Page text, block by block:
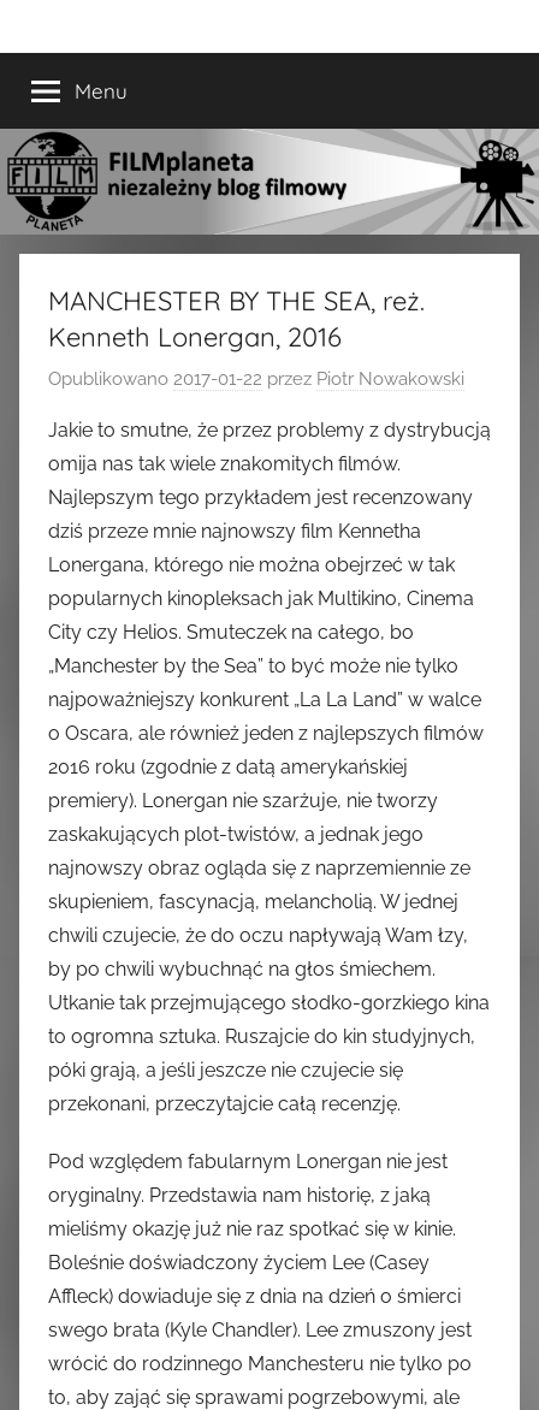
do
treści
FILMplaneta
filmowyMenu
MANCHESTER BY THE SEA, reż.
Kenneth Lonergan, 2016
Opublikowano 2017-01-22 przez Piotr Nowakowski
Jakie to smutne, że przez problemy z dystrybucją
omija nas tak wiele znakomitych filmów.
Najlepszym tego przykładem jest recenzowany
dziś przeze mnie najnowszy film Kennetha
Lonergana, którego nie można obejrzeć w tak
popularnych kinopleksach jak Multikino, Cinema
City czy Helios. Smuteczek na całego, bo
„Manchester by the Sea” to być może nie tylko
najpoważniejszy konkurent „La La Land” w walce
o Oscara, ale również jeden z najlepszych filmów
2016 roku (zgodnie z datą amerykańskiej
premiery). Lonergan nie szarżuje, nie tworzy
zaskakujących plot-twistów, a jednak jego
najnowszy obraz ogląda się z naprzemiennie ze
skupieniem, fascynacją, melancholią. W jednej
chwili czujecie, że do oczu napływają Wam łzy,
by po chwili wybuchnąć na głos śmiechem.
Utkanie tak przejmującego słodko-gorzkiego kina
to ogromna sztuka. Ruszajcie do kin studyjnych,
póki grają, a jeśli jeszcze nie czujecie się
przekonani, przeczytajcie całą recenzję.
Pod względem fabularnym Lonergan nie jest
oryginalny. Przedstawia nam historię, z jaką
mieliśmy okazję już nie raz spotkać się w kinie.
Boleśnie doświadczony życiem Lee (Casey
Affleck) dowiaduje się z dnia na dzień o śmierci
swego brata (Kyle Chandler). Lee zmuszony jest
wrócić do rodzinnego Manchesteru nie tylko po
to, aby zająć się sprawami pogrzebowymi, ale